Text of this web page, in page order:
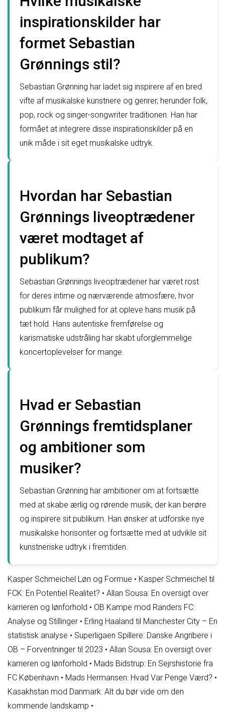
inspirationskilder har
formet Sebastian
Grønnings stil?
Sebastian Grønning har ladet sig inspirere af en bred
vifte af musikalske kunstnere og genrer, herunder folk,
pop, rock og singer-songwriter traditionen. Han har
formået at integrere disse inspirationskilder på en
unik måde i sit eget musikalske udtryk.
Hvordan har Sebastian
Grønnings liveoptrædener
været modtaget af
publikum?
Sebastian Grønnings liveoptrædener har været rost
for deres intime og nærværende atmosfære, hvor
publikum får mulighed for at opleve hans musik på
tæt hold. Hans autentiske fremførelse og
karismatiske udstråling har skabt uforglemmelige
koncertoplevelser for mange.
Hvad er Sebastian
Grønnings fremtidsplaner
og ambitioner som
musiker?
Sebastian Grønning har ambitioner om at fortsætte
med at skabe ærlig og rørende musik, der kan berøre
og inspirere sit publikum. Han ønsker at udforske nye
musikalske horisonter og fortsætte med at udvikle sit
kunstneriske udtryk i fremtiden.
Kasper Schmeichel Løn og Formue • Kasper Schmeichel til
FCK: En Potentiel Realitet? • Allan Sousa: En oversigt over
karrieren og lønforhold • OB Kampe mod Randers FC:
Analyse og Stillinger • Erling Haaland til Manchester City – En
statistisk analyse • Superligaen Spillere: Danske Angribere i
OB – Forventninger til 2023 • Allan Sousa: En oversigt over
karrieren og lønforhold • Mads Bidstrup: En Sejrshistorie fra
FC København • Mads Hermansen: Hvad Var Penge Værd? •
Kasakhstan mod Danmark: Alt du bør vide om den
kommende landskamp •